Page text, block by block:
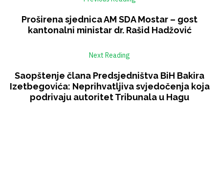
Proširena sjednica AM SDA Mostar – gost
kantonalni ministar dr. Rašid Hadžović
Next Reading
Saopštenje člana Predsjedništva BiH Bakira
Izetbegovića: Neprihvatljiva svjedočenja koja
podrivaju autoritet Tribunala u Hagu